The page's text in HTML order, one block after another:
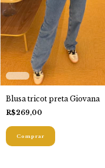
Blusa tricot preta Giovana
R$269,00
Comprar